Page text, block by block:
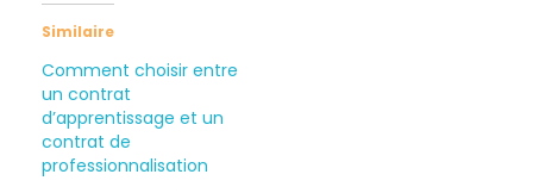
Similaire
Comment choisir entre
un contrat
d’apprentissage et un
contrat de
professionnalisation